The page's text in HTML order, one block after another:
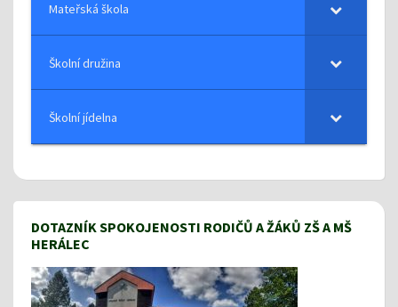
Mateřská škola
Školní družina
Školní jídelna
DOTAZNÍK SPOKOJENOSTI RODIČŮ A ŽÁKŮ ZŠ A MŠ
HERÁLEC